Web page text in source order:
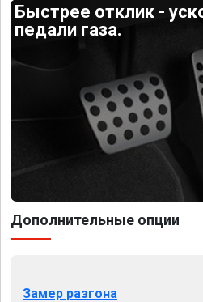
Быстрее отклик -
педали газа.
Дополнительные опции
Замер разгона